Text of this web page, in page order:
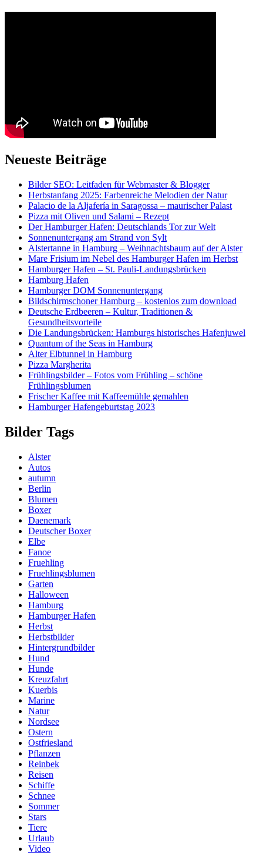
Neueste Beiträge
Bilder SEO: Leitfaden für Webmaster & Blogger
Herbstanfang 2025: Farbenreiche Melodien der Natur
Palacio de la Aljafería in Saragossa – maurischer Palast
Pizza mit Oliven und Salami – Rezept
Der Hamburger Hafen: Deutschlands Tor zur Welt
Sonnenuntergang am Strand von Sylt
Alstertanne in Hamburg – Weihnachtsbaum auf der Alster
Mare Frisium im Nebel des Hamburger Hafen im Herbst
Hamburger Hafen – St. Pauli-Landungsbrücken
Hamburg Hafen
Hamburger DOM Sonnenuntergang
Bildschirmschoner Hamburg – kostenlos zum download
Deutsche Erdbeeren – Kultur, Traditionen &
Gesundheitsvorteile
Die Landungsbrücken: Hamburgs historisches Hafenjuwel
Quantum of the Seas in Hamburg
Alter Elbtunnel in Hamburg
Pizza Margherita
Frühlingsbilder – Fotos vom Frühling – schöne
Frühlingsblumen
Frischer Kaffee mit Kaffeemühle gemahlen
Hamburger Hafengeburtstag 2023
Bilder Tags
Alster
Autos
autumn
Berlin
Blumen
Boxer
Daenemark
Deutscher Boxer
Elbe
Fanoe
Fruehling
Fruehlingsblumen
Garten
Halloween
Hamburg
Hamburger Hafen
Herbst
Herbstbilder
Hintergrundbilder
Hund
Hunde
Kreuzfahrt
Kuerbis
Marine
Natur
Nordsee
Ostern
Ostfriesland
Pflanzen
Reinbek
Reisen
Schiffe
Schnee
Sommer
Stars
Tiere
Urlaub
Video